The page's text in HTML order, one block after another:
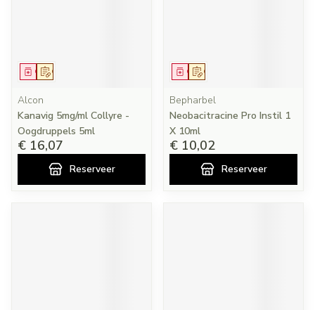
Op voorschrift
Geneesmiddel
Alcon
Kanavig 5mg/ml Collyre -
Oogdruppels 5ml
€ 16,07
Reserveer
Op voorschrift
Geneesmiddel
Bepharbel
Neobacitracine Pro Instil 1
X 10ml
€ 10,02
Reserveer